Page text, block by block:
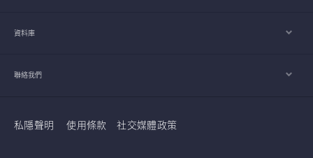
資料庫
聯絡我們
私隱聲明 使用條款 社交媒體政策